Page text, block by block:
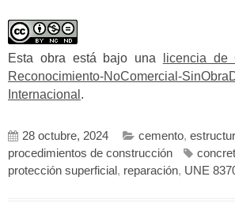
Esta obra está bajo una
licencia de
Reconocimiento-NoComercial-
Internacional .
28 octubre, 2024 cemento,
procedimientos de construcción
protección superficial, reparación, UNE